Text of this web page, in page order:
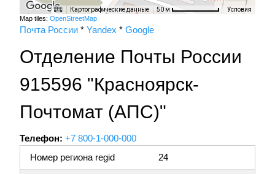
Картографические данные 50 м Условия
Map tiles: OpenStreetMap
Почта России * Yandex * Google
Отделение Почты России
915596 "Красноярск-
Почтомат (АПС)"
Телефон: +7 800-1-000-000
Номер региона regid
24